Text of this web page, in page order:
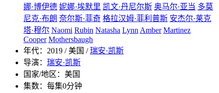
娜·博伊德 妮娜·埃默里 凯文·丹尼尔斯 奥马尔·亚当 多莫
尼克·布朗 奈尔斯·菲奇 格拉汉姆·菲利普斯 安杰尔·莱克
塔·穆尔 Naomi Rubin Natasha LynnAmber Martinez
Cooper Mothersbaugh
年代： 2019 / 美国 /瑞安·凯斯
导演： 瑞安·凯斯
国家/地区： 美国
集数： 每集0分钟